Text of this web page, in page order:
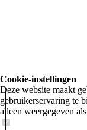
20230707_060301
Cookie-instellingen
Deze website maakt
gebruikerservaring te
alleen weergegeven